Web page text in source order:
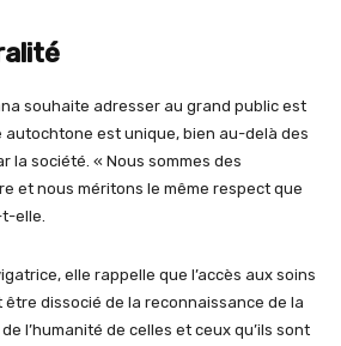
souhaite adresser au grand public est
autochtone est unique, bien au-delà des
la société. « Nous sommes des
et nous méritons le même respect que
elle.
elle rappelle que l’accès aux soins
dissocié de la reconnaissance de la
l’humanité de celles et ceux qu’ils sont